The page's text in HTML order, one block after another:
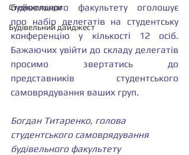
Стейкхолдери
Будівельний дайджест
будівельного факультету оголошує
про набір делегатів на студентську
конференцію у кількості 12 осіб.
Бажаючих увійти до складу делегатів
просимо звертатись до
представників студентського
самоврядування ваших груп.
Богдан Титаренко, голова
студентського самоврядування
будівельного факультету